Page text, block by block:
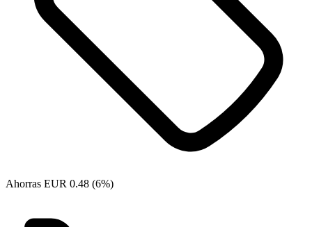
Ahorras EUR 0.48 (6%)